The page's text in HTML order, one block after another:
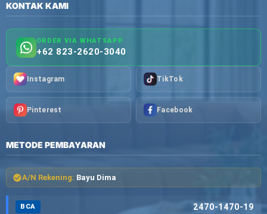
KONTAK KAMI
ORDER VIA WHATSAPP
+62 823-2620-3040
Instagram TikTok
Pinterest Facebook
METODE PEMBAYARAN
A/N Rekening: Bayu Dima
BCA 2470-1470-19